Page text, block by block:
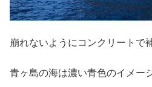
崩れないようにコンクリートで
青ヶ島の海は濃い青色のイメー